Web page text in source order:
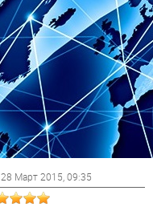
28 Март 2015 , 09:35